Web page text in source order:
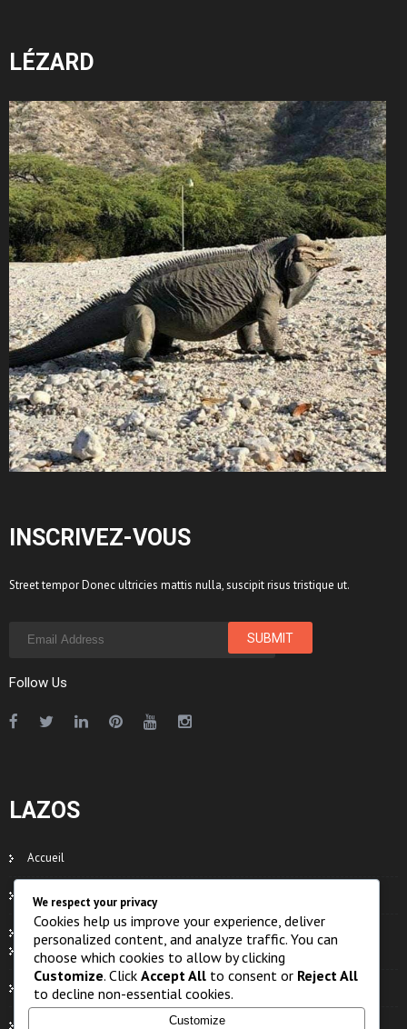
LÉZARD
INSCRIVEZ-VOUS
Street tempor Donec ultricies mattis nulla, suscipit risus tristique ut.
Follow Us
LAZOS
Accueil
Contacts
Eaux
Faune
We respect your privacy
Cookies help us improve your experience, deliver
personalized content, and analyze traffic. You can
choose which cookies to allow by clicking
Customize. Click Accept All to consent or Reject All
to decline non-essential cookies.
Customize